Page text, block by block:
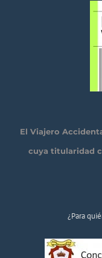
El Viajero
cuya titularidad
¿Para